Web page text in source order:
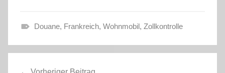
e
Douane, Frankreich, Wohnmobil, Zollkontrolle